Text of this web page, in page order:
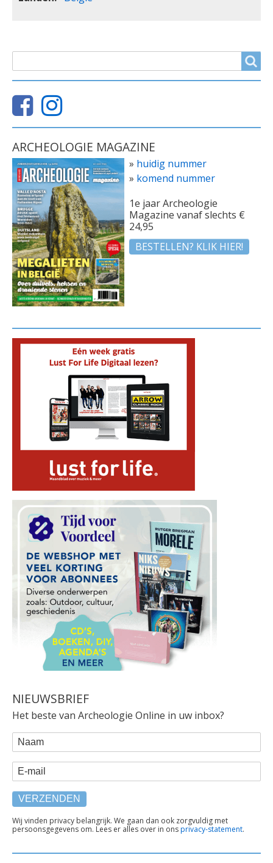
ZOEKVELD
ARCHEOLOGIE MAGAZINE
» huidig nummer
» komend nummer
1e jaar Archeologie
Magazine vanaf slechts €
24,95
BESTELLEN? KLIK HIER!
NIEUWSBRIEF
Het beste van Archeologie Online in uw inbox?
WEBFORM
Naam
E-mail
TEKST
ONDER
Wij vinden privacy belangrijk. We gaan dan ook zorgvuldig met
persoonsgegevens om. Lees er alles over in onsprivacy-statement.